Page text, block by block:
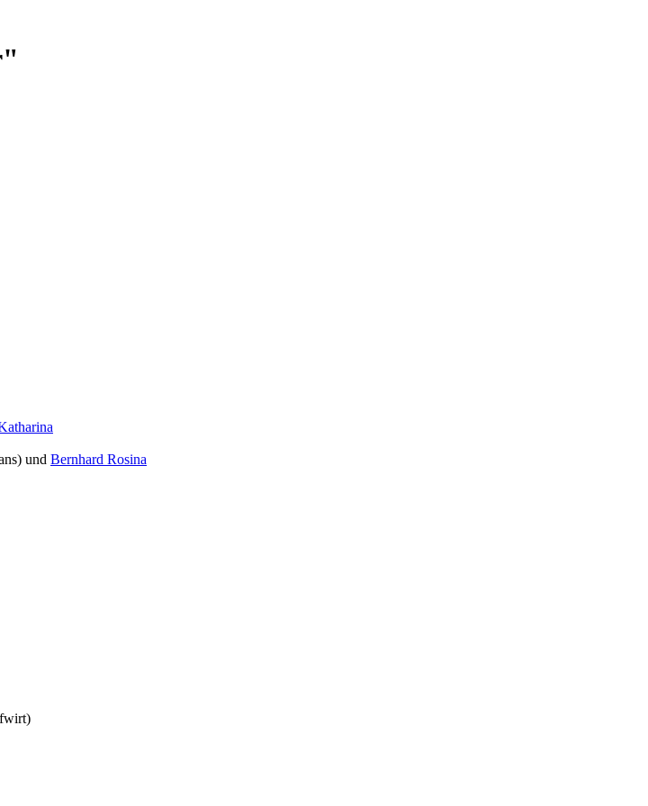
und Bernhard Rosina